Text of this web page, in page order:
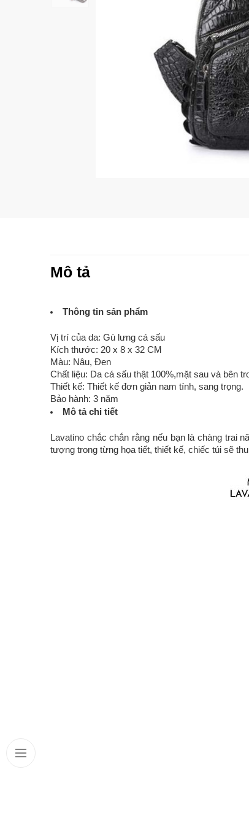
Mô tả
Thông tin sản phẩm
Vị trí của da: Gù lưng cá sấu
Kích thước: 20 x 8 x 32 CM
Màu: Nâu, Đen
Chất liệu: Da cá sấu thật 100%,mặt sau và bên
Thiết kế: Thiết kế đơn giản nam tính, sang trọng.
Bảo hành: 3 năm
Mô tả chi tiết
Lavatino chắc chắn rằng nếu bạn là chàng trai
tượng trong từng họa tiết, thiết kế, chiếc túi sẽ